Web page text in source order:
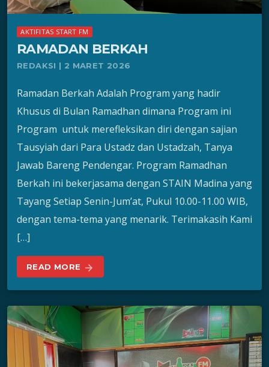
AKTIFITAS START FM
RAMADAN BERKAH
REDAKSI | 2 MARET 2026
Ramadan Berkah Adalah Program yang hadir
Khusus di Bulan Ramadhan dimana Program ini
Program untuk merefleksikan diri dengan sajian
Tausyiah dari Para Ustadz dan Ustadzah, Tanya
Jawab Bareng Pendengar. Program Ramadhan
Berkah ini bekerjasama dengan STAIN Madina yang
Tayang Setiap Senin-Jum’at, Pukul 10.00-11.00 WIB,
dengan tema-tema yang menarik. Terimakasih Kami
[…]
READ MORE arrow_forward